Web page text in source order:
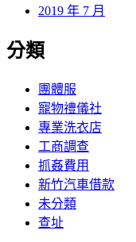
2019 年 7 月
分類
團體服
寵物禮儀社
專業洗衣店
工商調查
抓姦費用
新竹汽車借款
未分類
查址